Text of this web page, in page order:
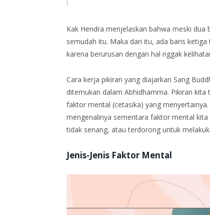
Kak Hendra menjelaskan bahwa meski
semudah itu. Maka dari itu, ada baris
karena berurusan dengan hal nggak
Cara kerja pikiran yang diajarkan Sang
ditemukan dalam Abhidhamma. Pikiran
faktor mental (cetasika) yang
mengenalinya sementara faktor mental
tidak senang, atau terdorong untuk
Jenis-Jenis Faktor Mental